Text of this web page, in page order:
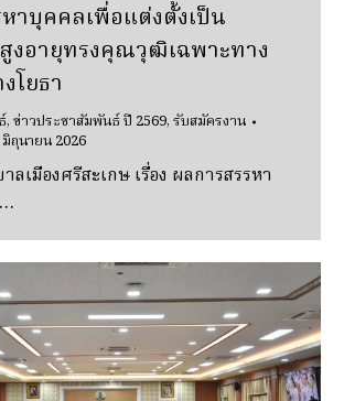
าบุคคลเพื่อแต่งตั้งเป็น
งอายุทรงคุณวุฒิเฉพาะทาง
โยธา
,ข่าวประชาสัมพันธ์ ปี 2569,รับสมัครงาน
มิถุนายน 2026
เมืองศรีสะเกษ เรื่อง ผลการสรรหา